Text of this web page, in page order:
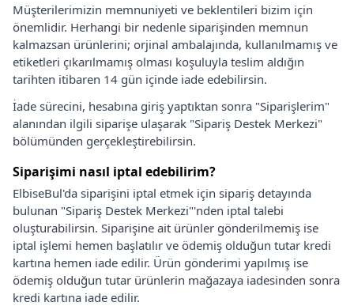
Müşterilerimizin memnuniyeti ve beklentileri bizim için
önemlidir. Herhangi bir nedenle siparişinden memnun
kalmazsan ürünlerini; orjinal ambalajında, kullanılmamış ve
etiketleri çıkarılmamış olması koşuluyla teslim aldığın
tarihten itibaren 14 gün içinde iade edebilirsin.
İade sürecini, hesabına giriş yaptıktan sonra "Siparişlerim"
alanından ilgili siparişe ulaşarak "Sipariş Destek Merkezi"
bölümünden gerçekleştirebilirsin.
Siparişimi nasıl iptal edebilirim?
ElbiseBul'da siparişini iptal etmek için sipariş detayında
bulunan "Sipariş Destek Merkezi"'nden iptal talebi
oluşturabilirsin. Siparişine ait ürünler gönderilmemiş ise
iptal işlemi hemen başlatılır ve ödemiş olduğun tutar kredi
kartına hemen iade edilir. Ürün gönderimi yapılmış ise
ödemiş olduğun tutar ürünlerin mağazaya iadesinden sonra
kredi kartına iade edilir.